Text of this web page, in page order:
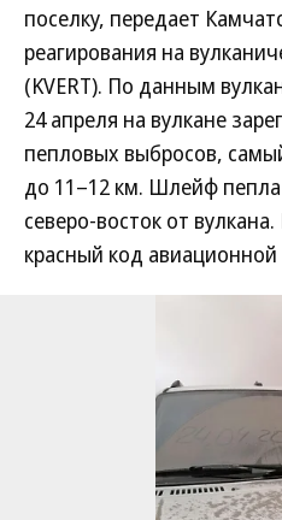
поселку, передает
реагирования на
(KVERT). По данным
24 апреля на вулкане
пепловых выбросов,
до 11–12 км. Шлейф пепла
северо-восток от
красный код авиационной